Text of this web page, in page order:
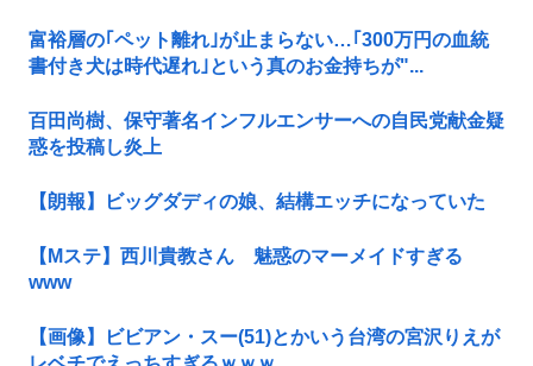
富裕層の｢ペット離れ｣が止まらない…｢300万円の血統
書付き犬は時代遅れ｣という真のお金持ちが"...
百田尚樹、保守著名インフルエンサーへの自民党献金疑
惑を投稿し炎上
【朗報】ビッグダディの娘、結構エッチになっていた
【Mステ】西川貴教さん 魅惑のマーメイドすぎる
www
【画像】ビビアン・スー(51)とかいう台湾の宮沢りえが